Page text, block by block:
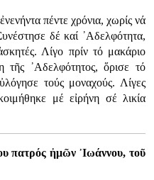
πέντε χρόνια, χωρίς νά
δέ καί ᾿Αδελφότητα,
Λίγο πρίν τό μακάριο
τῆς ᾿Αδελφότητος, ὅρισε τό
τούς μοναχούς. Λίγες
μέ εἰρήνη σέ λικία
πατρός ἠμῶν ᾿Ιωάννου, τοῦ